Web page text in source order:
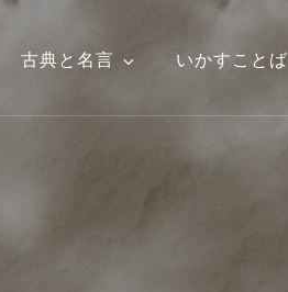
古典と名言 いかすことば